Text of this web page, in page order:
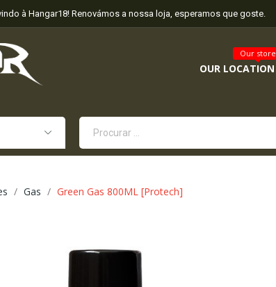
à Hangar18! Renovámos a nossa loja, esperamos que goste.
OUR LOCATION
Our store
Gas Green Gas 800ML [Protech]